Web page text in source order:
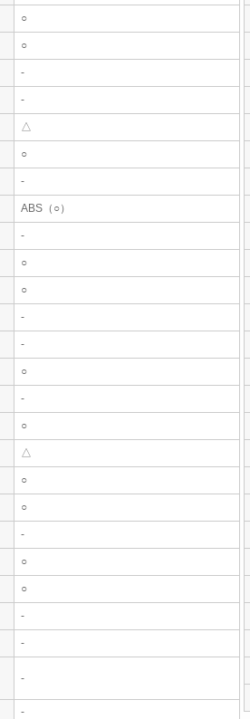
○
○
-
-
△
○
-
ABS（○）
-
○
○
-
-
○
-
○
△
○
○
-
○
○
-
-
-
-